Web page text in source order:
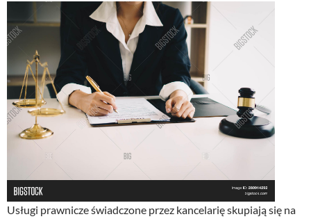
Usługi prawnicze świadczone przez kancelarię skupiają się na